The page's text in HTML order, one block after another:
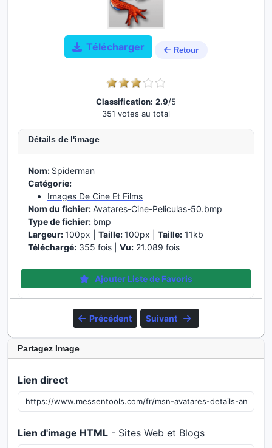
Télécharger Retour
Classification: 2.9/5
351 votes au total
Détails de l'image
Nom: Spiderman
Catégorie:
Images De Cine Et Films
Nom du fichier:Avatares-Cine-Peliculas-50.bmp
Type de fichier: bmp
Largeur:100px | Taille:100px | Taille: 11kb
Téléchargé: 355 fois | Vu: 21.089 fois
Ajouter Liste de Favoris
Précédent Suivant
Partagez Image
Lien direct
Lien d'image HTML - Sites Web et Blogs